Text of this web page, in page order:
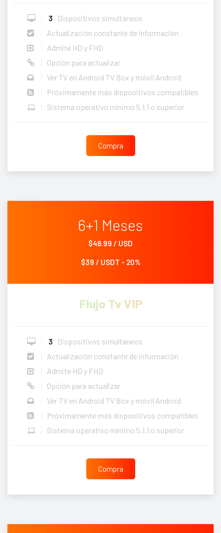
3
Dispositivos simultáneos
Actualización constante de información
Admite HD y FHD
Opción para actualizar
Ver TV en Android TV Box y móvil Android
Próximamente más dispositivos compatibles
Sistema operativo mínimo 5.1.1 o superior
Compra
6+1 Meses
$48.99 / USD
$39 / USDT - 20%
Flujo Tv VIP
3
Dispositivos simultáneos
Actualización constante de información
Admite HD y FHD
Opción para actualizar
Ver TV en Android TV Box y móvil Android
Próximamente más dispositivos compatibles
Sistema operativo mínimo 5.1.1 o superior
Compra